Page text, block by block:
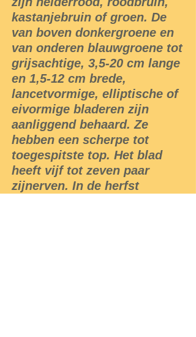
kastanjebruin of groen. De
van boven donkergroene en
van onderen blauwgroene tot
grijsachtige, 3,5-20 cm lange
en 1,5-12 cm brede,
lancetvormige, elliptische of
eivormige bladeren zijn
aanliggend behaard. Ze
hebben een scherpe tot
toegespitste top. Het blad
heeft vijf tot zeven paar
zijnerven. In de herfst